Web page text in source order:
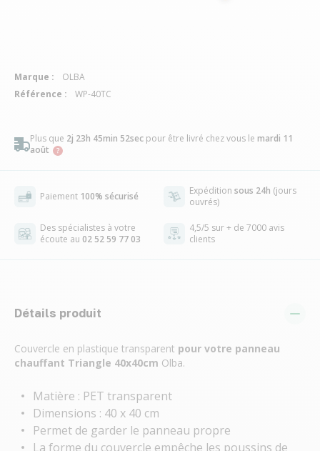
Plus que 2j 23h 45min 52sec pour être livré chez vous le mardi 11
août
Paiement 100% sécurisé Expédition sous 24h (jours
ouvrés)
Des spécialistes à votre
écoute au 02 52 59 77 03
4,5/5 sur + de 7000 avis
clients
Détails produit
Couvercle en plastique transparent pour votre panneau
chauffant Triangle 40x40cm Olba.
Matière : PET transparent
Dimensions : 40 x 40 cm
Permet de garder le panneau propre
La forme du couvercle empêche les poussins de
Marque :
OLBA
Référence :
WP-40TC